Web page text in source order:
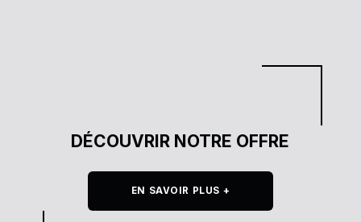
DÉCOUVRIR NOTRE OFFRE
EN SAVOIR PLUS +